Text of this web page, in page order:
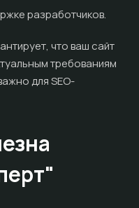
разработчиков.
что ваш сайт
требованиям
для SEO-